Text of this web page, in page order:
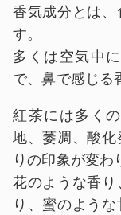
香気成分とは
す。
多くは空気中
で、鼻で感じる
紅茶には多く
地、萎凋、酸
りの印象が変わ
花のような香
り、蜜のよう